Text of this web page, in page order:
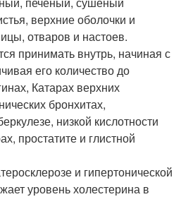
верхние оболочки и
отваров и настоев.
принимать внутрь, начиная с
его количество до
Катарах верхних
бронхитах,
низкой кислотности
простатите и глистной
и гипертонической
уровень холестерина в